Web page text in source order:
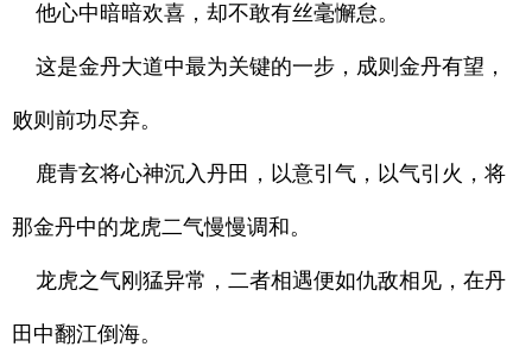
他心中暗暗欢喜，却不敢有丝毫懈怠。
这是金丹大道中最为关键的一步，成则金丹有望，
败则前功尽弃。
鹿青玄将心神沉入丹田，以意引气，以气引火，将
那金丹中的龙虎二气慢慢调和。
龙虎之气刚猛异常，二者相遇便如仇敌相见，在丹
田中翻江倒海。